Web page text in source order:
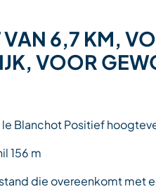
VAN 6,7 KM,
VOOR
Blanchot Positief
156 m
die overeenkomt met